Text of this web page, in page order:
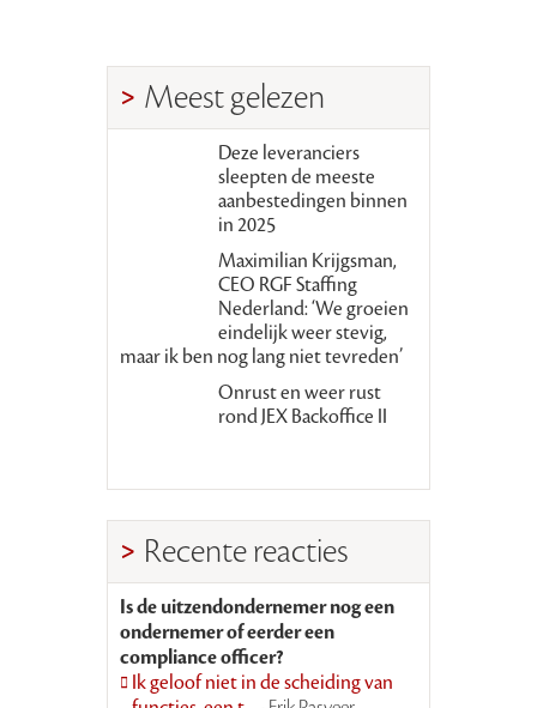
Meest gelezen
Deze leveranciers
sleepten de meeste
aanbestedingen binnen
in 2025
Maximilian Krijgsman,
CEO RGF Staffing
Nederland: ‘We groeien
eindelijk weer stevig,
maar ik ben nog lang niet tevreden’
Onrust en weer rust
rond JEX Backoffice II
Recente reacties
Is de uitzendondernemer nog een
ondernemer of eerder een
compliance officer?
Ik geloof niet in de scheiding van